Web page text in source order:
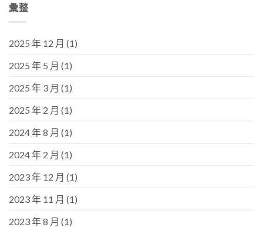
彙整
2025 年 12 月 (1)
2025 年 5 月 (1)
2025 年 3 月 (1)
2025 年 2 月 (1)
2024 年 8 月 (1)
2024 年 2 月 (1)
2023 年 12 月 (1)
2023 年 11 月 (1)
2023 年 8 月 (1)